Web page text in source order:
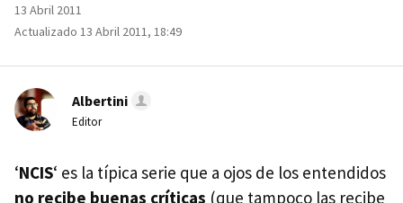
13 Abril 2011
Actualizado 13 Abril 2011, 18:49
Albertini
Editor
‘NCIS‘ es la típica serie que a ojos de los entendidos
no recibe buenas críticas (que tampoco las recibe